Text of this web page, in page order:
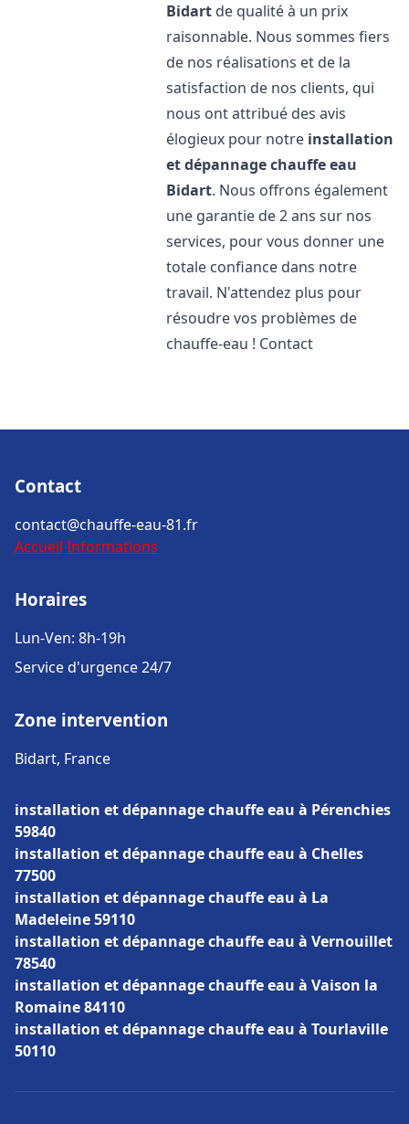
Bidart de qualité à un prix
raisonnable. Nous sommes fiers
de nos réalisations et de la
satisfaction de nos clients, qui
nous ont attribué des avis
élogieux pour notre installation
et dépannage chauffe eau
Bidart. Nous offrons également
une garantie de 2 ans sur nos
services, pour vous donner une
totale confiance dans notre
travail. N'attendez plus pour
résoudre vos problèmes de
chauffe-eau ! Contact
Contact
contact@chauffe-eau-81.fr
Accueil Informations
Horaires
Lun-Ven: 8h-19h
Service d'urgence 24/7
Zone intervention
Bidart, France
installation et dépannage chauffe eau à Pérenchies
59840
installation et dépannage chauffe eau à Chelles
77500
installation et dépannage chauffe eau à La
Madeleine 59110
installation et dépannage chauffe eau à Vernouillet
78540
installation et dépannage chauffe eau à Vaison la
Romaine 84110
installation et dépannage chauffe eau à Tourlaville
50110